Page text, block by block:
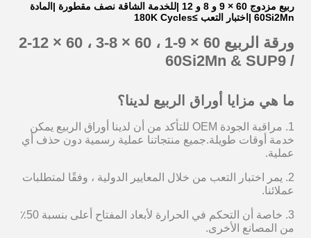
ربيع مزدوج 60 × 9 و 8 و 12 |للخدمة الشاقة نصف مقطورة |المادة
60Si2Mn |اختبار التعب ≥180K Cycles
ورقة الربيع 60 × 9-1 ، 60 × 8-3 ، 60 × 12-2
/ 60Si2Mn & SUP9
ما هي مزايا أوراق الربيع لدينا؟
1. مراقبة الجودة OEM للتأكد من أن لدينا أوراق الربيع يمكن
خدمة أوقات طويلة.جميع منتجاتنا عملية رسمية دون حذف أي
عملية.
2. يمر اختبار التعب من خلال المعايير الدولية ، وفقًا لمتطلبات
عملائنا.
3. خاصة أن التحكم في الحرارة لأبعاد المفتاح أعلى بنسبة 50٪
من المصانع الأخرى.